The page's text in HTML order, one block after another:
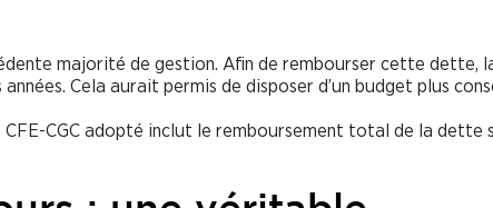
majorité de gestion. Afin de rembourser cette dette,
Cela aurait permis de disposer d’un budget plus
CGC adopté inclut le remboursement total de la dette